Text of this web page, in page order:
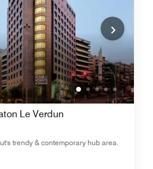
Le Verdun
trendy & contemporary hub area.